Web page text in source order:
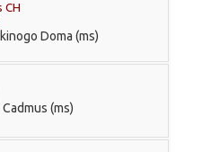
CH
Doma (ms)
(ms)